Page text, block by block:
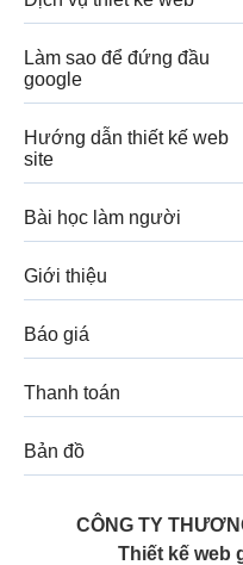
Làm sao để đứng đầu
google
Hướng dẫn thiết kế web
site
Bài học làm người
Giới thiệu
Báo giá
Thanh toán
Bản đồ
CÔNG TY
Thiết kế web